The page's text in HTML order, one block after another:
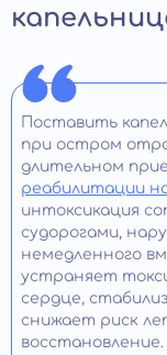
Поставить
при остром
длительном
реабилитации
интоксикация
судорогами,
немедленного
устраняет
сердце,
снижает риск